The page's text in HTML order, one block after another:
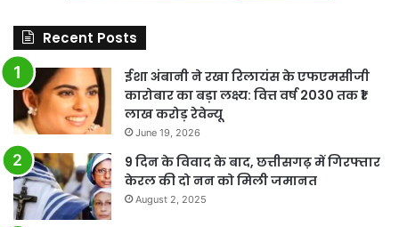
Recent Posts
ईशा अंबानी ने रखा रिलायंस के एफएमसीजी
कारोबार का बड़ा लक्ष्य: वित्त वर्ष 2030 तक ₹1
लाख करोड़ रेवेन्यू
June 19, 2026
9 दिन के विवाद के बाद, छत्तीसगढ़ में गिरफ्तार
केरल की दो नन को मिली जमानत
August 2, 2025